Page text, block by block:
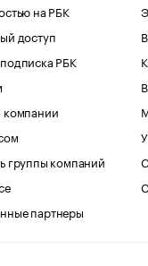
на РБК
доступ
РБК
группы компаний
партнеры